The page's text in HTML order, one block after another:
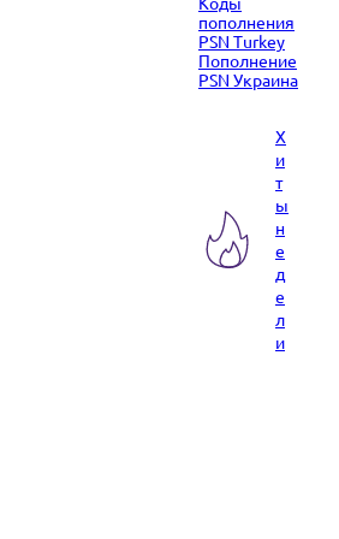
пополнения
PSN Turkey
Пополнение
PSN Украина
Х
и
т
ы
н
е
д
е
л
и